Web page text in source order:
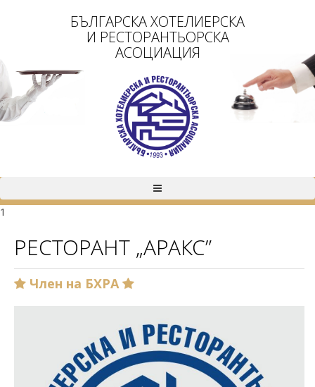
БЪЛГАРСКА ХОТЕЛИЕРСКА
И РЕСТОРАНТЬОРСКА
АСОЦИАЦИЯ
1
РЕСТОРАНТ „АРАКС”
Член на БХРА